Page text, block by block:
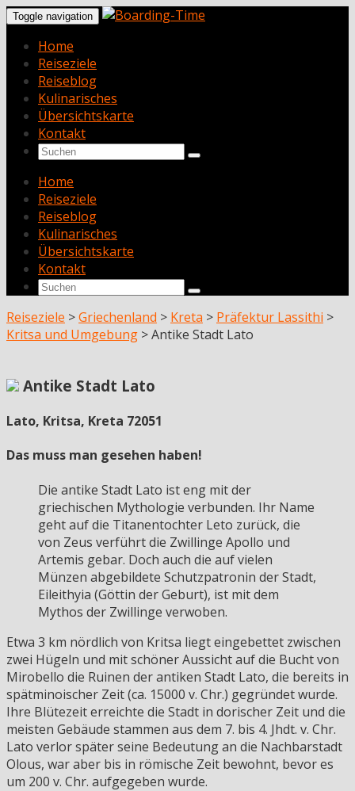
Toggle navigation
Home
Reiseziele
Reiseblog
Kulinarisches
Übersichtskarte
Kontakt
Home
Reiseziele
Reiseblog
Kulinarisches
Übersichtskarte
Kontakt
Reiseziele >Griechenland > Kreta > Präfektur Lassithi >
Kritsa und Umgebung >Antike Stadt Lato
Antike Stadt Lato
Lato, Kritsa, Kreta 72051
Das muss man gesehen haben!
Die antike Stadt Lato ist eng mit der
griechischen Mythologie verbunden. Ihr Name
geht auf die Titanentochter Leto zurück, die
von Zeus verführt die Zwillinge Apollo und
Artemis gebar. Doch auch die auf vielen
Münzen abgebildete Schutzpatronin der Stadt,
Eileithyia (Göttin der Geburt), ist mit dem
Mythos der Zwillinge verwoben.
Etwa 3 km nördlich von Kritsa liegt eingebettet zwischen
zwei Hügeln und mit schöner Aussicht auf die Bucht von
Mirobello die Ruinen der antiken Stadt Lato, die bereits in
spätminoischer Zeit (ca. 15000 v. Chr.) gegründet wurde.
Ihre Blütezeit erreichte die Stadt in dorischer Zeit und die
meisten Gebäude stammen aus dem 7. bis 4. Jhdt. v. Chr.
Lato verlor später seine Bedeutung an die Nachbarstadt
Olous, war aber bis in römische Zeit bewohnt, bevor es
um 200 v. Chr. aufgegeben wurde.